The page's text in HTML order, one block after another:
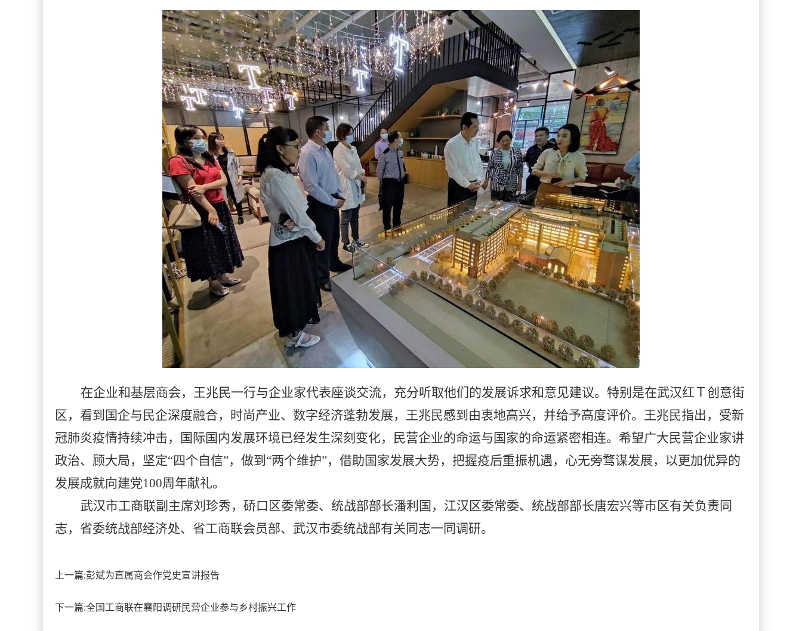
在企业和基层商会，王兆民一行与企业家代表座谈交流，充分听取他们的发展诉求和意见建议。特别是在武汉红Ｔ创意街
区，看到国企与民企深度融合，时尚产业、数字经济蓬勃发展，王兆民感到由衷地高兴，并给予高度评价。王兆民指出，受新
冠肺炎疫情持续冲击，国际国内发展环境已经发生深刻变化，民营企业的命运与国家的命运紧密相连。希望广大民营企业家讲
政治、顾大局，坚定“四个自信”，做到“两个维护”，借助国家发展大势，把握疫后重振机遇，心无旁骛谋发展，以更加优异的
发展成就向建党100周年献礼。
武汉市工商联副主席刘珍秀，硚口区委常委、统战部部长潘利国，江汉区委常委、统战部部长唐宏兴等市区有关负责同
志，省委统战部经济处、省工商联会员部、武汉市委统战部有关同志一同调研。
上一篇:彭斌为直属商会作党史宣讲报告
下一篇:全国工商联在襄阳调研民营企业参与乡村振兴工作